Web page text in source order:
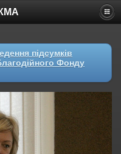
підсумків
Фонду